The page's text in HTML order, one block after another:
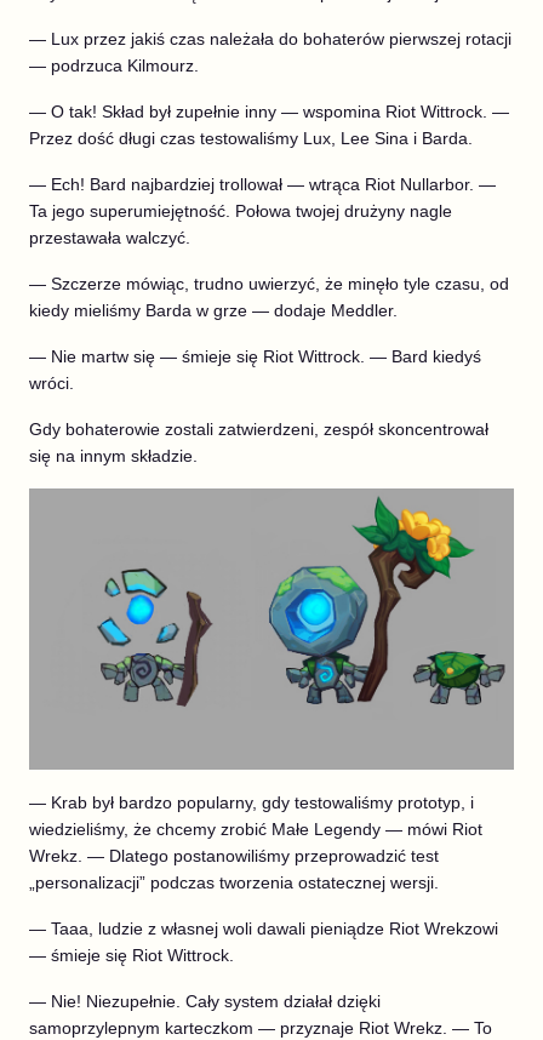
— Lux przez jakiś czas należała do bohaterów pierwszej rotacji
— podrzuca Kilmourz.
— O tak! Skład był zupełnie inny — wspomina Riot Wittrock. —
Przez dość długi czas testowaliśmy Lux, Lee Sina i Barda.
— Ech! Bard najbardziej trollował — wtrąca Riot Nullarbor. —
Ta jego superumiejętność. Połowa twojej drużyny nagle
przestawała walczyć.
— Szczerze mówiąc, trudno uwierzyć, że minęło tyle czasu, od
kiedy mieliśmy Barda w grze — dodaje Meddler.
— Nie martw się — śmieje się Riot Wittrock. — Bard kiedyś
wróci.
Gdy bohaterowie zostali zatwierdzeni, zespół skoncentrował
się na innym składzie.
— Krab był bardzo popularny, gdy testowaliśmy prototyp, i
wiedzieliśmy, że chcemy zrobić Małe Legendy — mówi Riot
Wrekz. — Dlatego postanowiliśmy przeprowadzić test
„personalizacji” podczas tworzenia ostatecznej wersji.
— Taaa, ludzie z własnej woli dawali pieniądze Riot Wrekzowi
— śmieje się Riot Wittrock.
— Nie! Niezupełnie. Cały system działał dzięki
samoprzylepnym karteczkom — przyznaje Riot Wrekz. — To